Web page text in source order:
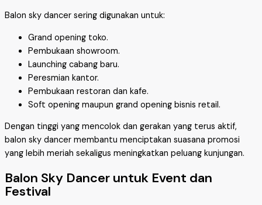
Balon sky dancer sering digunakan untuk:
Grand opening toko.
Pembukaan showroom.
Launching cabang baru.
Peresmian kantor.
Pembukaan restoran dan kafe.
Soft opening maupun grand opening bisnis retail.
Dengan tinggi yang mencolok dan gerakan yang terus aktif,
balon sky dancer membantu menciptakan suasana promosi
yang lebih meriah sekaligus meningkatkan peluang kunjungan.
Balon Sky Dancer untuk Event dan
Festival